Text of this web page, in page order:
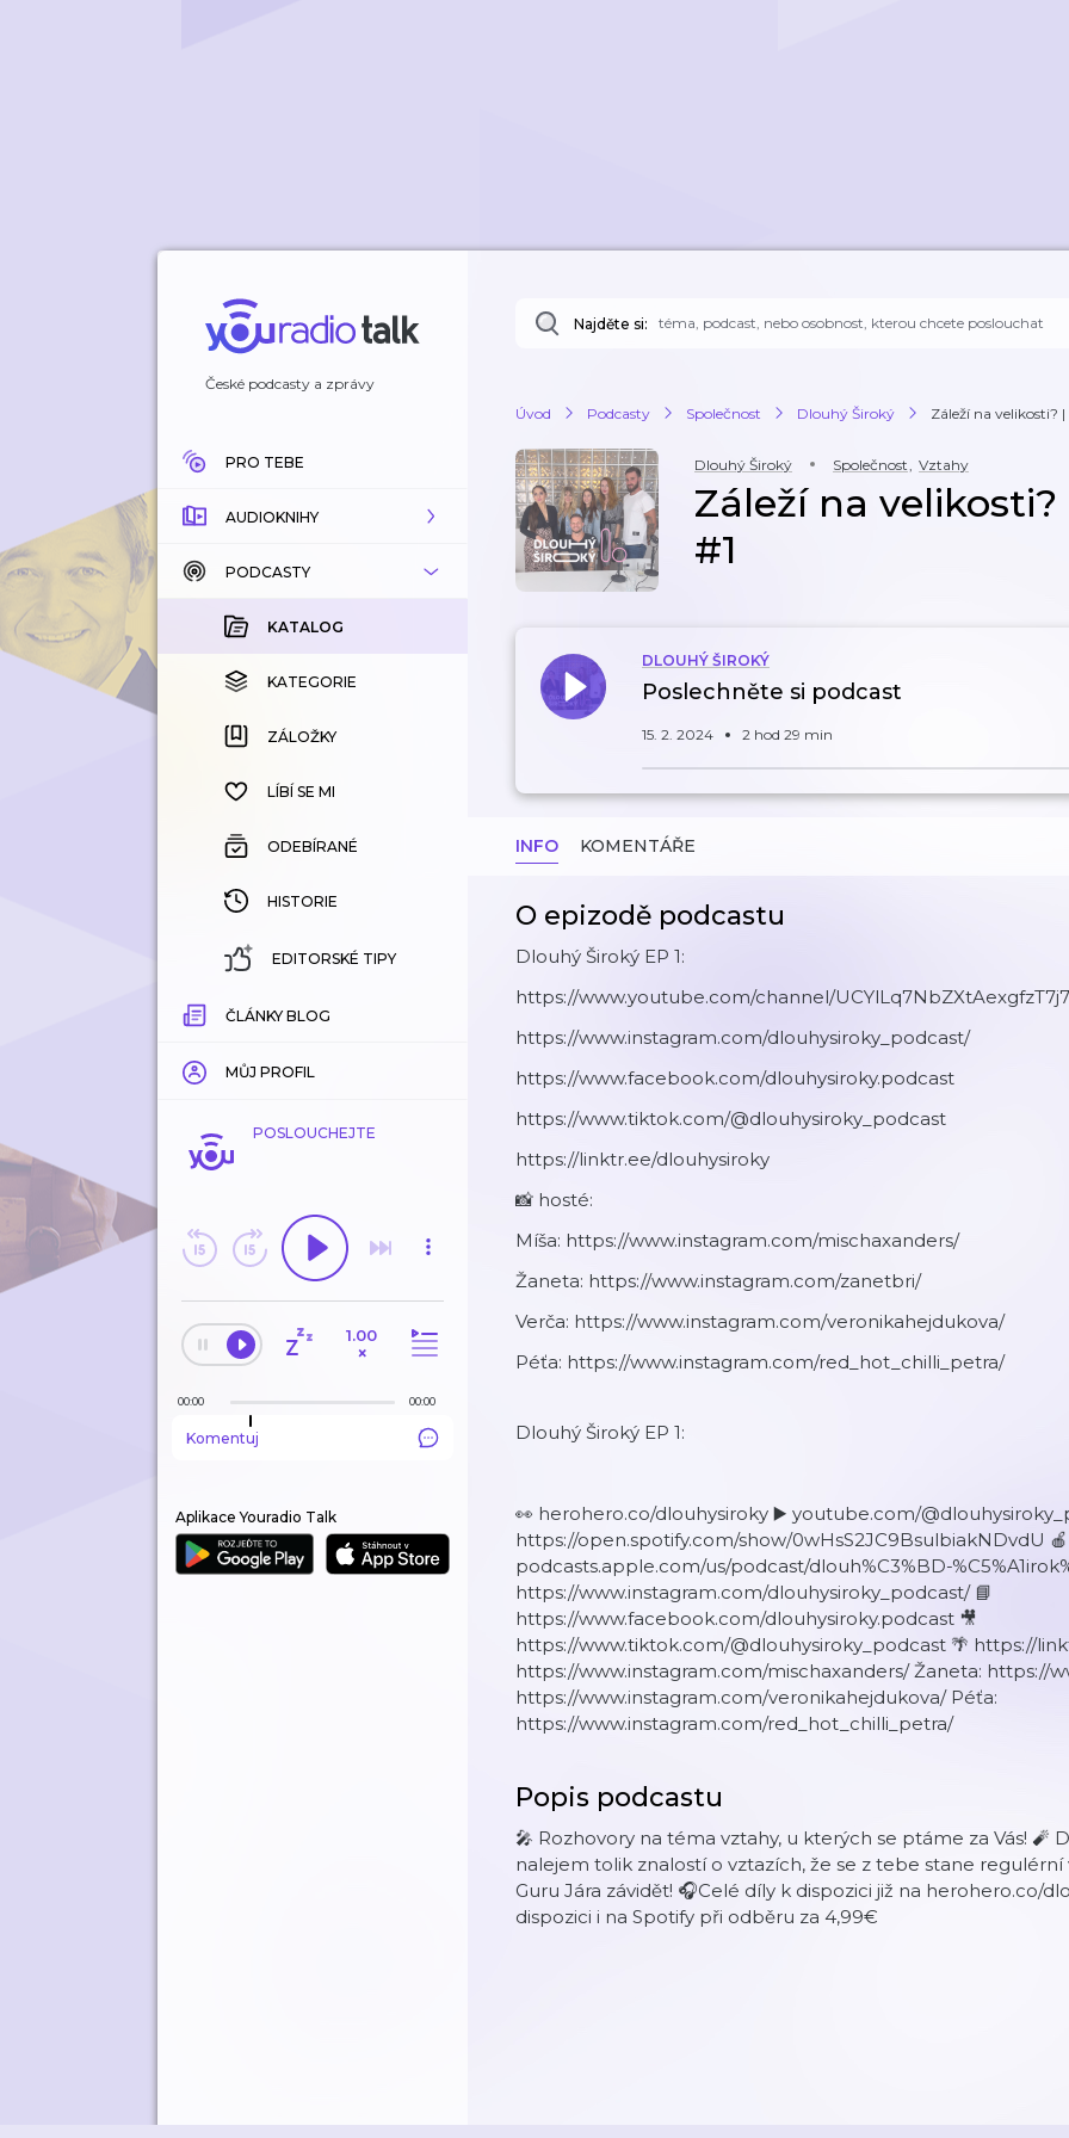
České podcasty a zprávy
PRO TEBE
AUDIOKNIHY
KATALOG
KOUPENÉ
KATEGORIE
ZÁLOŽKY
HISTORIE
PODCASTY
KATALOG
KATEGORIE
ZÁLOŽKY
LÍBÍ SE MI
ODEBÍRANÉ
HISTORIE
EDITORSKÉ TIPY
ČLÁNKY BLOG
MŮJ PROFIL
POSLOUCHEJTE
1.00
×
00:00 00:00
Komentuj
Aplikace Youradio Talk
Najděte si:
Úvod Podcasty Společnost Dlouhý Široký Záleží na velikosti?
Dlouhý Široký Společnost, Vztahy
Záleží na
#1
DLOUHÝ ŠIROKÝ
Poslechněte si podcast
15. 2. 2024 2 hod 29 min
INFO KOMENTÁŘE
O epizodě podcastu
Dlouhý Široký EP 1:
https://www.youtube.com/channel/
https://www.instagram.com/dlouhysiroky_podcast/
https://www.facebook.com/dlouhysiroky.podcast
https://www.tiktok.com/@dlouhysiroky_podcast
https://linktr.ee/dlouhysiroky
📸 hosté:
Míša: https://www.instagram.com/mischaxanders/
Žaneta: https://www.instagram.com/zanetbri/
Verča: https://www.instagram.com/veronikahejdukova/
Péťa: https://www.instagram.com/red_hot_chilli_petra/
Dlouhý Široký EP 1:
👀 herohero.co/dlouhysiroky ▶️ youtube.com/
https://open.spotify.com/show/0wHsS2JC9BsulbiakNDvdU 🍎
podcasts.apple.com/us/podcast/dlouh%C3%BD-
https://www.instagram.com/dlouhysiroky_podcast/ 📘
https://www.facebook.com/dlouhysiroky.podcast 🎥
https://www.tiktok.com/@dlouhysiroky_podcast 🌴 https://
https://www.instagram.com/mischaxanders/ Žaneta: https://
https://www.instagram.com/veronikahejdukova/ Péťa:
https://www.instagram.com/red_hot_chilli_petra/
Popis podcastu
🎤 Rozhovory na téma vztahy, u kterých se ptáme za Vás! 🧨
nalejem tolik znalostí o vztazích, že se z tebe stane
Guru Jára závidět! 🎧Celé díly k dispozici již na herohero.co/
dispozici i na Spotify při odběru za 4,99€